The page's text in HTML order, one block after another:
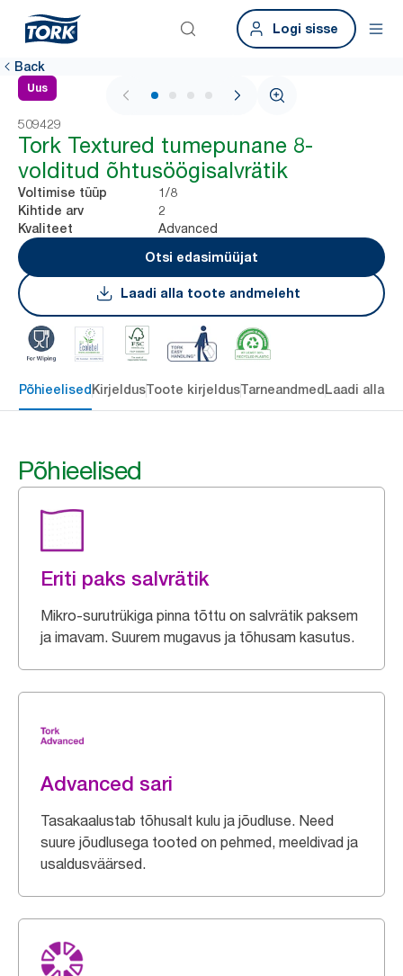
Logi sisse
Back
Uus
1 / 4
509429
Tork Textured tumepunane 8-
volditud õhtusöögisalvrätik
Voltimise tüüp 1/8
Kihtide arv 2
Kvaliteet
Advanced
Otsi edasimüüjat
Laadi alla toote andmeleht
Põhieelised KirjeldusToote kirjeldusTarneandmed Laadi alla
Põhieelised
Eriti paks salvrätik
Mikro-surutrükiga pinna tõttu on salvrätik paksem
ja imavam. Suurem mugavus ja tõhusam kasutus.
Advanced sari
Tasakaalustab tõhusalt kulu ja jõudluse. Need
suure jõudlusega tooted on pehmed, meeldivad ja
usaldusväärsed.